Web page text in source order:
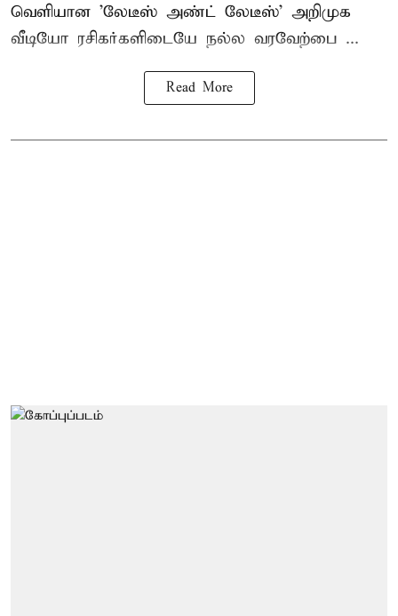
வெளியான 'லேடீஸ் அண்ட் லேடீஸ்' அறிமுக
வீடியோ ரசிகர்களிடையே நல்ல வரவேற்பை ...
Read More